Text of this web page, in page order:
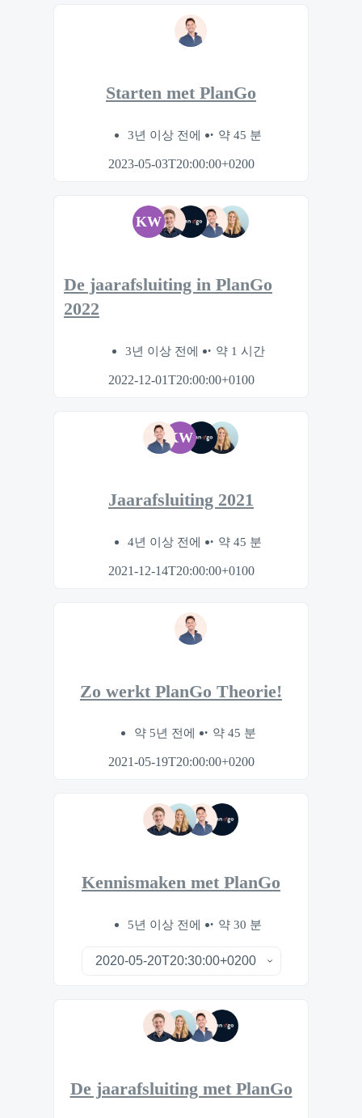
Starten met PlanGo
3년 이상 전에 약 45 분
2023-05-03T20:00:00+0200
KW
De jaarafsluiting in PlanGo
2022
3년 이상 전에 약 1 시간
2022-12-01T20:00:00+0100
KW
Jaarafsluiting 2021
4년 이상 전에 약 45 분
2021-12-14T20:00:00+0100
Zo werkt PlanGo Theorie!
약 5년 전에 약 45 분
2021-05-19T20:00:00+0200
Kennismaken met PlanGo
5년 이상 전에 약 30 분
De jaarafsluiting met PlanGo